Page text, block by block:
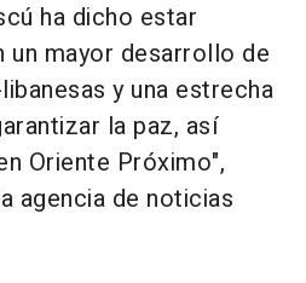
ha dicho estar
mayor desarrollo de
y una estrecha
la paz, así
Oriente Próximo",
agencia de noticias